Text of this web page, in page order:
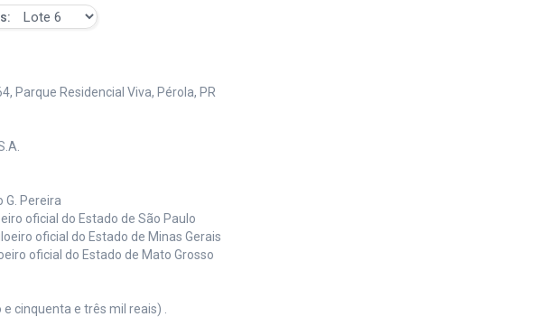
Parque Residencial Viva, Pérola, PR
G. Pereira
oficial do Estado de São Paulo
oficial do Estado de Minas Gerais
oficial do Estado de Mato Grosso
cinquenta e três mil reais) .